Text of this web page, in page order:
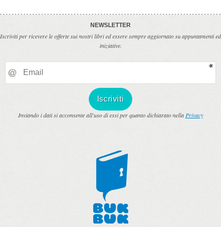
NEWSLETTER
Iscriviti per ricevere le offerte sui nostri libri ed essere sempre aggiornato su appuntamenti ed
iniziative.
Inviando i dati si acconsente all'uso di essi per quanto dichiarato nella Privacy